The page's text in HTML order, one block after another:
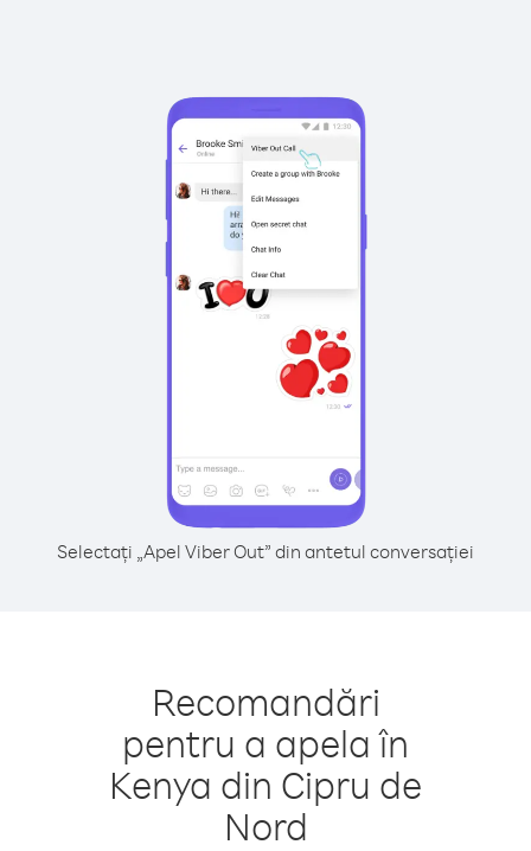
Selectați „Apel Viber Out” din antetul conversației
Recomandări
pentru a apela în
Kenya din Cipru de
Nord